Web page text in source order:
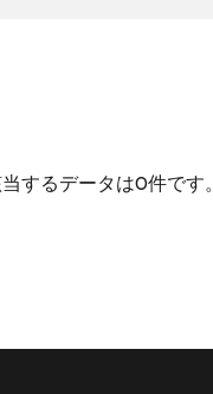
するデータは0件です。